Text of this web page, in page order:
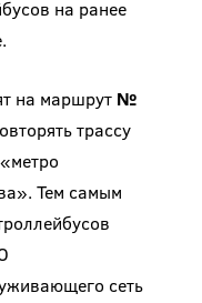
на ранее
на маршрут №
трассу
«метро
Тем самым
сеть